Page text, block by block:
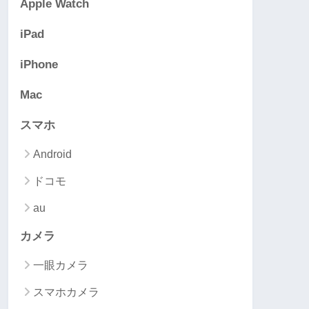
Apple Watch
iPad
iPhone
Mac
スマホ
Android
ドコモ
au
カメラ
一眼カメラ
スマホカメラ